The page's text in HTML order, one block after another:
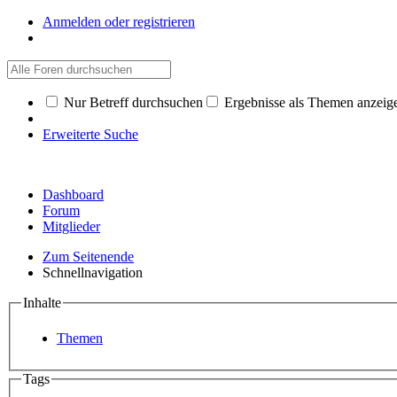
Anmelden oder registrieren
Nur Betreff durchsuchen Ergebnisse als Themen
Erweiterte Suche
Dashboard
Forum
Mitglieder
Zum Seitenende
Schnellnavigation
Inhalte
Themen
Tags